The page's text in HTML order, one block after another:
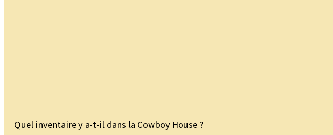
Quel inventaire y a-t-il dans la Cowboy House ?